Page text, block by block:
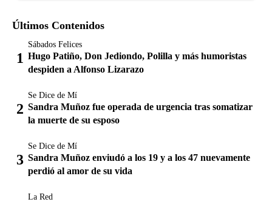
Últimos Contenidos
Sábados Felices
Hugo Patiño, Don Jediondo, Polilla y más humoristas
despiden a Alfonso Lizarazo
Se Dice de Mí
Sandra Muñoz fue operada de urgencia tras somatizar
la muerte de su esposo
Se Dice de Mí
Sandra Muñoz enviudó a los 19 y a los 47 nuevamente
perdió al amor de su vida
La Red